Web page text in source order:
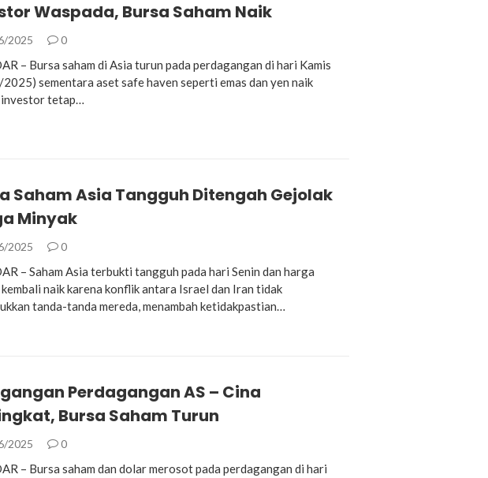
Waspada, Bursa Saham Naik
2025 0
– Bursa saham di Asia turun pada perdagangan di hari Kamis
sementara aset safe haven seperti emas dan yen naik
investor tetap…
Saham Asia Tangguh Ditengah Gejolak
Minyak
2025 0
– Saham Asia terbukti tangguh pada hari Senin dan harga
naik karena konflik antara Israel dan Iran tidak
tanda-tanda mereda, menambah ketidakpastian…
Perdagangan AS – Cina
Bursa Saham Turun
2025 0
– Bursa saham dan dolar merosot pada perdagangan di hari